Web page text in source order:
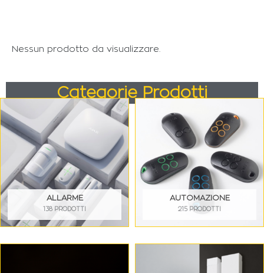
Nessun prodotto da visualizzare.
Categorie Prodotti
ALLARME
138 PRODOTTI
AUTOMAZIONE
215 PRODOTTI